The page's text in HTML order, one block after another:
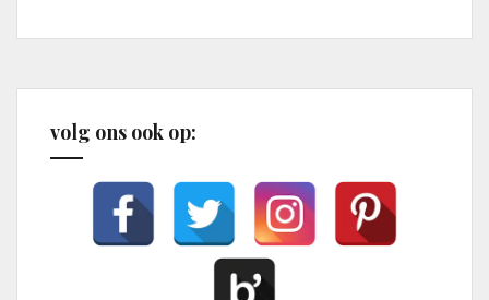
volg ons ook op: